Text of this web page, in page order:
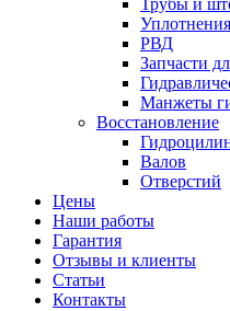
Трубы и
Уплотнения
РВД
Запчасти
Манжеты
Восстановление
Валов
Отверстий
Цены
Наши работы
Гарантия
Отзывы и клиенты
Статьи
Контакты